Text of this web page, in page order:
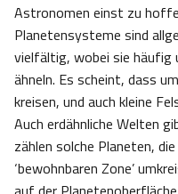
Astronomen einst zu
Planetensysteme sind
vielfältig, wobei sie häufig
ähneln. Es scheint, dass
kreisen, und auch kleine
Auch erdähnliche Welten
zählen solche Planeten,
‘bewohnbaren Zone’